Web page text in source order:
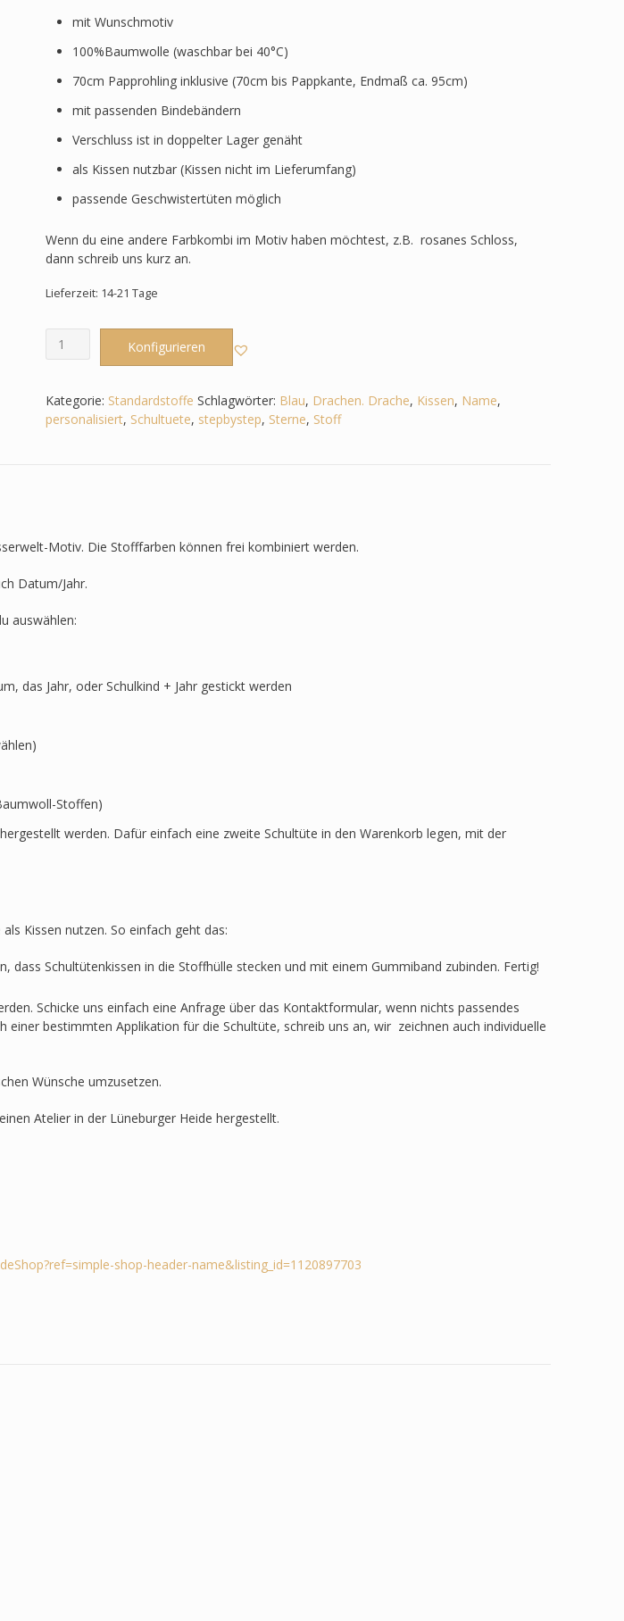
mit Wunschmotiv
100%Baumwolle (waschbar bei 40°C)
70cm Papprohling inklusive (70cm bis Pappkante, Endmaß ca. 95cm)
mit passenden Bindebändern
Verschluss ist in doppelter Lager genäht
als Kissen nutzbar (Kissen nicht im Lieferumfang)
passende Geschwistertüten möglich
Wenn du eine andere Farbkombi im Motiv haben möchtest, z.B. rosanes Schloss,
dann schreib uns kurz an.
Lieferzeit: 14-21 Tage
Schultüte
-
Drachen
Menge
Konfigurieren
Kategorie: Standardstoffe Schlagwörter: Blau, Drachen. Drache, Kissen, Name,
personalisiert, Schultuete, stepbystep, Sterne, Stoff
Motiv. Die Stofffarben können frei kombiniert werden.
Datum/Jahr.
auswählen:
das Jahr, oder Schulkind + Jahr gestickt werden
Stoffen)
werden. Dafür einfach eine zweite Schultüte in den Warenkorb legen, mit der
Kissen nutzen. So einfach geht das:
dass Schultütenkissen in die Stoffhülle stecken und mit einem Gummiband zubinden. Fertig!
Schicke uns einfach eine Anfrage über das Kontaktformular, wenn nichts passendes
einer bestimmten Applikation für die Schultüte, schreib uns an, wir zeichnen auch individuelle
Wünsche umzusetzen.
Atelier in der Lüneburger Heide hergestellt.
shop-header-name&listing_id=1120897703